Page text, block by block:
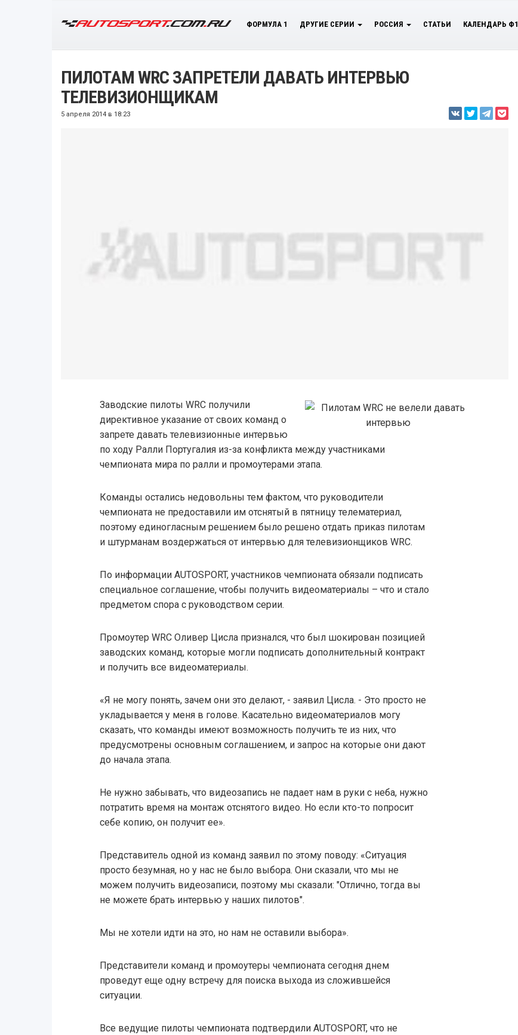
ФОРМУЛА 1 ДРУГИЕ СЕРИИ РОССИЯ СТАТЬИ КАЛЕНДАРЬ Ф1
ПИЛОТАМ WRC ЗАПРЕТЕЛИ ДАВАТЬ ИНТЕРВЬЮ
ТЕЛЕВИЗИОНЩИКАМ
5 апреля 2014 в 18:23
Заводские пилоты WRC получили
директивное указание от своих команд о
запрете давать телевизионные интервью
по ходу Ралли Португалия из-за конфликта между участниками
чемпионата мира по ралли и промоутерами этапа.
Команды остались недовольны тем фактом, что руководители
чемпионата не предоставили им отснятый в пятницу телематериал,
поэтому единогласным решением было решено отдать приказ пилотам
и штурманам воздержаться от интервью для телевизионщиков WRC.
По информации AUTOSPORT, участников чемпионата обязали подписать
специальное соглашение, чтобы получить видеоматериалы – что и стало
предметом спора с руководством серии.
Промоутер WRC Оливер Цисла признался, что был шокирован позицией
заводских команд, которые могли подписать дополнительный контракт
и получить все видеоматериалы.
«Я не могу понять, зачем они это делают, - заявил Цисла. - Это просто не
укладывается у меня в голове. Касательно видеоматериалов могу
сказать, что команды имеют возможность получить те из них, что
предусмотрены основным соглашением, и запрос на которые они дают
до начала этапа.
Не нужно забывать, что видеозапись не падает нам в руки с неба, нужно
потратить время на монтаж отснятого видео. Но если кто-то попросит
себе копию, он получит ее».
Представитель одной из команд заявил по этому поводу: «Ситуация
просто безумная, но у нас не было выбора. Они сказали, что мы не
можем получить видеозаписи, поэтому мы сказали: "Отлично, тогда вы
не можете брать интервью у наших пилотов".
Мы не хотели идти на это, но нам не оставили выбора».
Представители команд и промоутеры чемпионата сегодня днем
проведут еще одну встречу для поиска выхода из сложившейся
ситуации.
Все ведущие пилоты чемпионата подтвердили AUTOSPORT, что не